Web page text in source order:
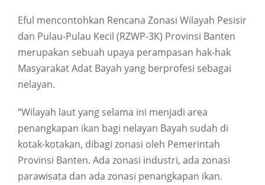
Eful mencontohkan Rencana Zonasi Wilayah Pesisir
dan Pulau-Pulau Kecil (RZWP-3K) Provinsi Banten
merupakan sebuah upaya perampasan hak-hak
Masyarakat Adat Bayah yang berprofesi sebagai
nelayan.
“Wilayah laut yang selama ini menjadi area
penangkapan ikan bagi nelayan Bayah sudah di
kotak-kotakan, dibagi zonasi oleh Pemerintah
Provinsi Banten. Ada zonasi industri, ada zonasi
parawisata dan ada zonasi penangkapan ikan.